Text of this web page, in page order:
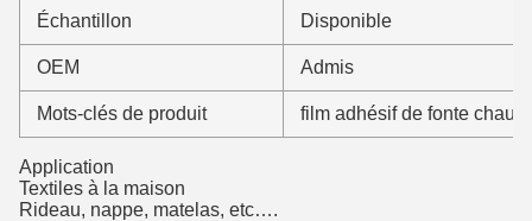
Échantillon Disponible
OEM Admis
Mots-clés de produit film adhésif de fonte
Application
Textiles à la maison
Rideau, nappe, matelas, etc….